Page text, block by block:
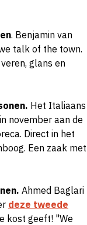
. Benjamin van
talk of the town.
glans en
Het Italiaans
november aan de
Direct in het
Een zaak met
Ahmed Baglari
deze tweede
kost geeft! "We